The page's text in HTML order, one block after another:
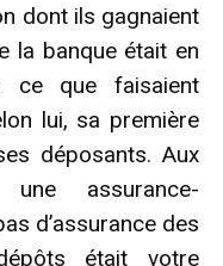
dont ils gagnaient
la banque était en
ce que faisaient
lui, sa première
déposants. Aux
assurance-
d’assurance des
était votre